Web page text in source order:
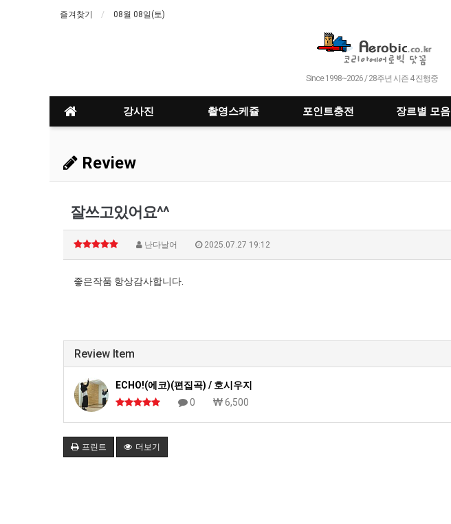
즐겨찾기 08월 08일(토)
Since 1998~2026 / 28주년 시즌 4 진행중
강사진 촬영스케쥴 포인트충전 장르별 모음
Review
잘쓰고있어요^^
난다날어 2025.07.27 19:12
좋은작품 항상감사합니다.
Review Item
ECHO!(에코)(편집곡) / 호시우지
0
6,500
프린트 더보기